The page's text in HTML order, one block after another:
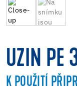
UZIN PE
K POUŽITÍ